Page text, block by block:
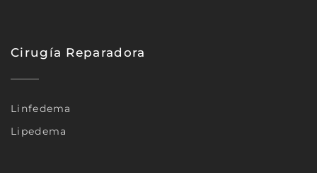
Cirugía Reparadora
Linfedema
Lipedema